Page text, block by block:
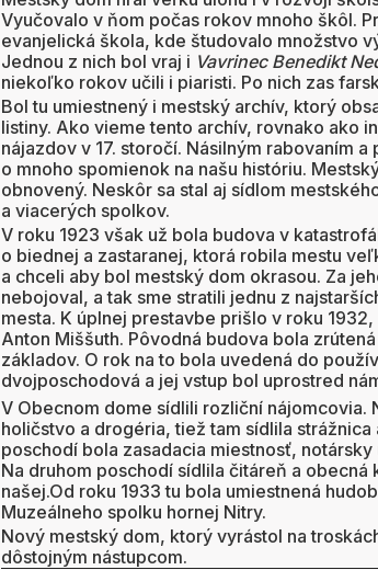
Vyučovalo v ňom počas rokov mnoho škôl.
evanjelická škola, kde študovalo množstvo
Jednou z nich bol vraj i Vavrinec Benedikt
niekoľko rokov učili i piaristi. Po nich zas
Bol tu umiestnený i mestský archív, ktorý
listiny. Ako vieme tento archív, rovnako ako
nájazdov v 17. storočí. Násilným rabovaním
o mnoho spomienok na našu históriu.
obnovený. Neskôr sa stal aj sídlom
a viacerých spolkov.
V roku 1923 však už bola budova v
o biednej a zastaranej, ktorá robila mestu
a chceli aby bol mestský dom okrasou. Za
nebojoval, a tak sme stratili jednu z
mesta. K úplnej prestavbe prišlo v roku
Anton Miššuth. Pôvodná budova bola
základov. O rok na to bola uvedená do
dvojposchodová a jej vstup bol uprostred
V Obecnom dome sídlili rozliční nájomcovia.
holičstvo a drogéria, tiež tam sídlila strážnica
poschodí bola zasadacia miestnosť,
Na druhom poschodí sídlila čitáreň a obecná
našej.Od roku 1933 tu bola umiestnená
Muzeálneho spolku hornej Nitry.
Nový mestský dom, ktorý vyrástol na
dôstojným nástupcom.